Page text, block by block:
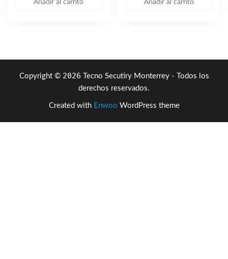
Añadir al carrito Añadir al carrito
Copyright © 2026 Tecno Secutiry Monterrey - Todos los
derechos reservados.
Created with Enwoo WordPress theme